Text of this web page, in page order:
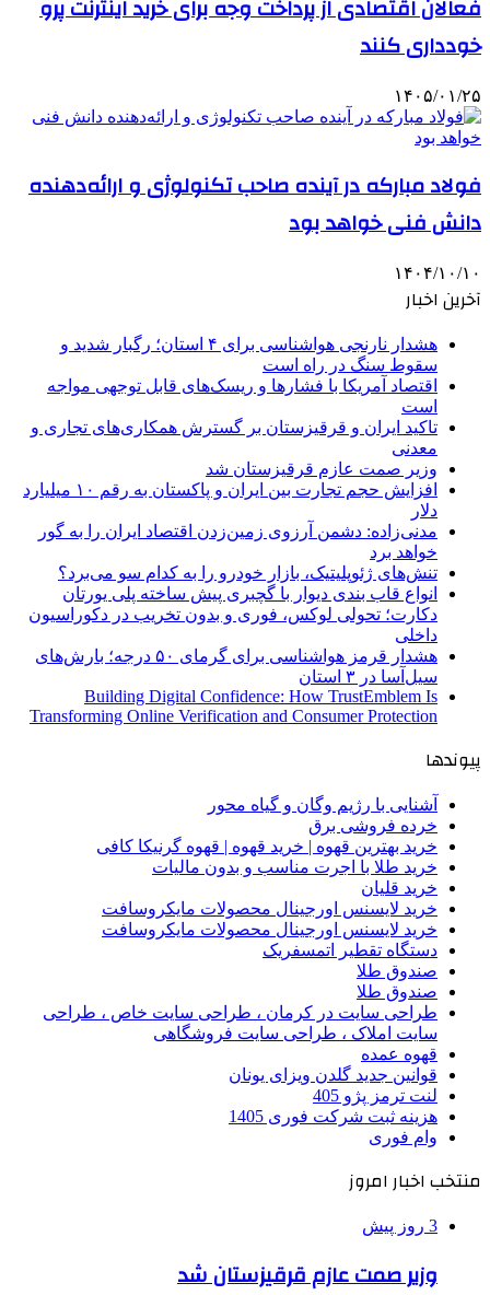
فعالان اقتصادی از پرداخت وجه برای خرید اینترنت پرو
خودداری کنند
۱۴۰۵/۰۱/۲۵
فولاد مبارکه در آینده صاحب تکنولوژی و ارائه‌دهنده
دانش فنی خواهد بود
۱۴۰۴/۱۰/۱۰
آخرین اخبار
هشدار نارنجی هواشناسی برای ۴ استان؛ رگبار شدید و
سقوط سنگ در راه است
اقتصاد آمریکا با فشارها و ریسک‌های قابل توجهی مواجه
است
تاکید ایران و قرقیزستان بر گسترش همکاری‌های تجاری و
معدنی
وزیر صمت عازم قرقیزستان شد
افزایش حجم تجارت بین ایران و پاکستان به رقم ۱۰ میلیارد
دلار
مدنی‌زاده: دشمن آرزوی زمین‌زدن اقتصاد ایران را به گور
خواهد برد
تنش‌های ژئوپلیتیک، بازار خودرو را به کدام سو می‌برد؟
انواع قاب بندی دیوار با گچبری پیش ساخته پلی یورتان
دکارت؛ تحولی لوکس، فوری و بدون تخریب در دکوراسیون
داخلی
هشدار قرمز هواشناسی برای گرمای ۵۰ درجه؛ بارش‌های
سیل‌آسا در ۳ استان
Building Digital Confidence: How TrustEmblem Is
Transforming Online Verification and Consumer Protection
پیوندها
آشنایی با رژیم وگان و گیاه محور
خرده فروشی برق
خرید بهترین قهوه | خرید قهوه | قهوه گرنیکا کافی
خرید طلا با اجرت مناسب و بدون مالیات
خرید قلیان
خرید لایسنس اورجینال محصولات مایکروسافت
خرید لایسنس اورجینال محصولات مایکروسافت
دستگاه تقطیر اتمسفریک
صندوق طلا
صندوق طلا
طراحی سایت در کرمان ، طراحی سایت خاص ، طراحی
سایت املاک ، طراحی سایت فروشگاهی
قهوه عمده
قوانین جدید گلدن ویزای یونان
لنت ترمز پژو 405
هزینه ثبت شرکت فوری 1405
وام فوری
منتخب اخبار امروز
3 روز پیش
وزیر صمت عازم قرقیزستان شد